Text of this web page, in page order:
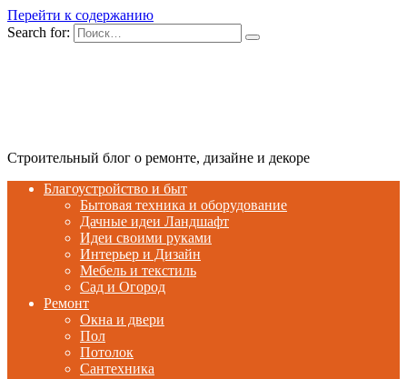
Перейти к содержанию
Search for:
Строительный блог о ремонте, дизайне и декоре
Благоустройство и быт
Бытовая техника и оборудование
Дачные идеи Ландшафт
Идеи своими руками
Интерьер и Дизайн
Мебель и текстиль
Сад и Огород
Ремонт
Окна и двери
Пол
Потолок
Сантехника